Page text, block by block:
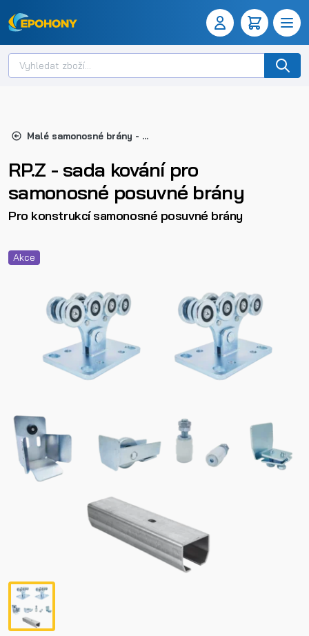
Malé samonosné brány - kování
RP.Z - sada kování pro
samonosné posuvné brány
Pro konstrukcí samonosné posuvné brány
Akce